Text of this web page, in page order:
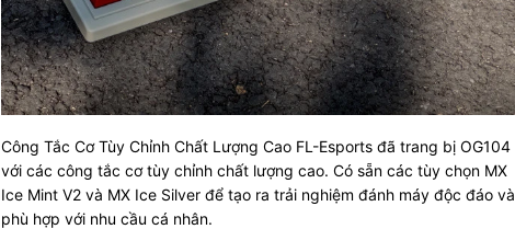
Công Tắc Cơ Tùy Chỉnh Chất Lượng Cao FL-Esports đã trang bị OG104
với các công tắc cơ tùy chỉnh chất lượng cao. Có sẵn các tùy chọn MX
Ice Mint V2 và MX Ice Silver để tạo ra trải nghiệm đánh máy độc đáo và
phù hợp với nhu cầu cá nhân.